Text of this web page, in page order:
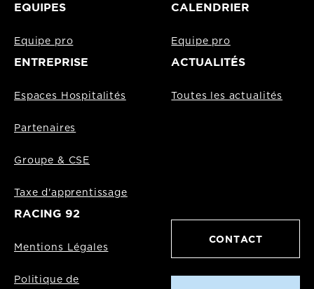
EQUIPES
Equipe pro
CALENDRIER
Equipe pro
ENTREPRISE
Espaces Hospitalités
Partenaires
Groupe & CSE
Taxe d'apprentissage
ACTUALITÉS
Toutes les actualités
RACING 92
Mentions Légales
Politique de
CONTACT